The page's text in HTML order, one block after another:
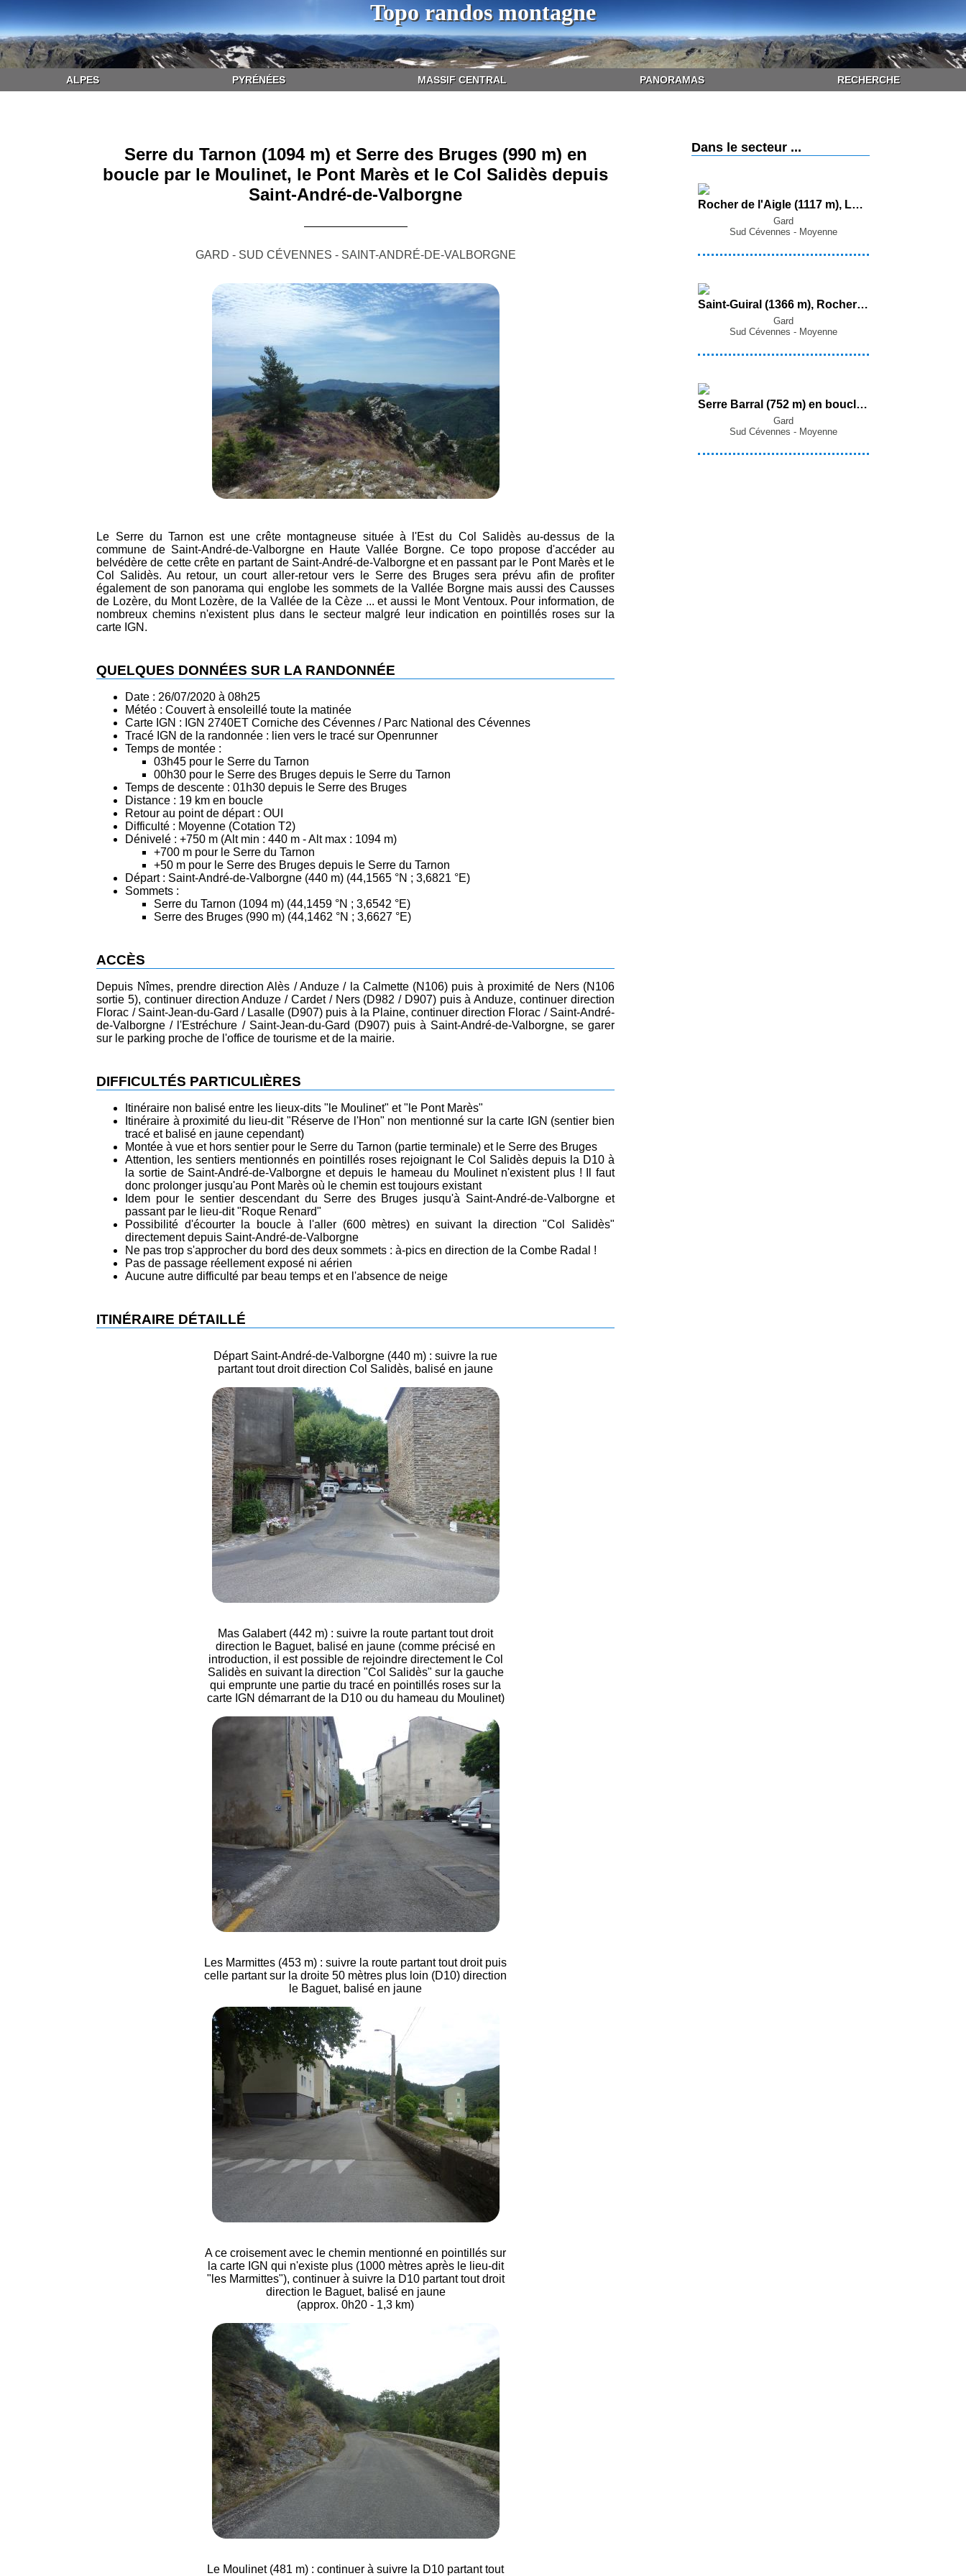
Topo randos montagne
ALPES PYRÉNÉES MASSIF CENTRAL PANORAMAS RECHERCHE
Serre du Tarnon (1094 m) et Serre des Bruges (990 m) en
boucle par le Moulinet, le Pont Marès et le Col Salidès depuis
Saint-André-de-Valborgne
GARD - SUD CÉVENNES - SAINT-ANDRÉ-DE-VALBORGNE
Le Serre du Tarnon est une crête montagneuse située à l'Est du Col Salidès au-dessus de la
commune de Saint-André-de-Valborgne en Haute Vallée Borgne. Ce topo propose d'accéder au
belvédère de cette crête en partant de Saint-André-de-Valborgne et en passant par le Pont Marès et le
Col Salidès. Au retour, un court aller-retour vers le Serre des Bruges sera prévu afin de profiter
également de son panorama qui englobe les sommets de la Vallée Borgne mais aussi des Causses
de Lozère, du Mont Lozère, de la Vallée de la Cèze ... et aussi le Mont Ventoux. Pour information, de
nombreux chemins n'existent plus dans le secteur malgré leur indication en pointillés roses sur la
carte IGN.
QUELQUES DONNÉES SUR LA RANDONNÉE
Date : 26/07/2020 à 08h25
Météo : Couvert à ensoleillé toute la matinée
Carte IGN : IGN 2740ET Corniche des Cévennes / Parc National des Cévennes
Tracé IGN de la randonnée : lien vers le tracé sur Openrunner
Temps de montée :
03h45 pour le Serre du Tarnon
00h30 pour le Serre des Bruges depuis le Serre du Tarnon
Temps de descente : 01h30 depuis le Serre des Bruges
Distance : 19 km en boucle
Retour au point de départ : OUI
Difficulté : Moyenne (Cotation T2)
Dénivelé : +750 m (Alt min : 440 m - Alt max : 1094 m)
+700 m pour le Serre du Tarnon
+50 m pour le Serre des Bruges depuis le Serre du Tarnon
Départ : Saint-André-de-Valborgne (440 m) (44,1565 °N ; 3,6821 °E)
Sommets :
Serre du Tarnon (1094 m) (44,1459 °N ; 3,6542 °E)
Serre des Bruges (990 m) (44,1462 °N ; 3,6627 °E)
ACCÈS
Depuis Nîmes, prendre direction Alès / Anduze / la Calmette (N106) puis à proximité de Ners (N106
sortie 5), continuer direction Anduze / Cardet / Ners (D982 / D907) puis à Anduze, continuer direction
Florac / Saint-Jean-du-Gard / Lasalle (D907) puis à la Plaine, continuer direction Florac / Saint-André-
de-Valborgne / l'Estréchure / Saint-Jean-du-Gard (D907) puis à Saint-André-de-Valborgne, se garer
sur le parking proche de l'office de tourisme et de la mairie.
DIFFICULTÉS PARTICULIÈRES
Itinéraire non balisé entre les lieux-dits "le Moulinet" et "le Pont Marès"
Itinéraire à proximité du lieu-dit "Réserve de l'Hon" non mentionné sur la carte IGN (sentier bien
tracé et balisé en jaune cependant)
Montée à vue et hors sentier pour le Serre du Tarnon (partie terminale) et le Serre des Bruges
Attention, les sentiers mentionnés en pointillés roses rejoignant le Col Salidès depuis la D10 à
la sortie de Saint-André-de-Valborgne et depuis le hameau du Moulinet n'existent plus ! Il faut
donc prolonger jusqu'au Pont Marès où le chemin est toujours existant
Idem pour le sentier descendant du Serre des Bruges jusqu'à Saint-André-de-Valborgne et
passant par le lieu-dit "Roque Renard"
Possibilité d'écourter la boucle à l'aller (600 mètres) en suivant la direction "Col Salidès"
directement depuis Saint-André-de-Valborgne
Ne pas trop s'approcher du bord des deux sommets : à-pics en direction de la Combe Radal !
Pas de passage réellement exposé ni aérien
Aucune autre difficulté par beau temps et en l'absence de neige
ITINÉRAIRE DÉTAILLÉ
Départ Saint-André-de-Valborgne (440 m) : suivre la rue
partant tout droit direction Col Salidès, balisé en jaune
Mas Galabert (442 m) : suivre la route partant tout droit
direction le Baguet, balisé en jaune (comme précisé en
introduction, il est possible de rejoindre directement le Col
Salidès en suivant la direction "Col Salidès" sur la gauche
qui emprunte une partie du tracé en pointillés roses sur la
carte IGN démarrant de la D10 ou du hameau du Moulinet)
Les Marmittes (453 m) : suivre la route partant tout droit puis
celle partant sur la droite 50 mètres plus loin (D10) direction
le Baguet, balisé en jaune
A ce croisement avec le chemin mentionné en pointillés sur
la carte IGN qui n'existe plus (1000 mètres après le lieu-dit
"les Marmittes"), continuer à suivre la D10 partant tout droit
direction le Baguet, balisé en jaune
(approx. 0h20 - 1,3 km)
Le Moulinet (481 m) : continuer à suivre la D10 partant tout
Dans le secteur ...
Rocher de l'Aigle (1117 m), La Cale (968 m), Piécamp (940 m), La Mortière (938 m) et Mauripe (822 m) par les Cols de Cabane Vieille et de Piécamp depuis Soudorgues
Gard
Sud Cévennes - Moyenne
Saint-Guiral (1366 m), Rocher de l'Aigle (876 m) et Serre de la Mouche (846 m) en boucle par le Font de Truc, le Col des Tempêtes et Boucaret depuis Alzon
Gard
Sud Cévennes - Moyenne
Serre Barral (752 m) en boucle par les Très Toullières, le Landre, le Dolmen du Landre et Navas depuis Arre
Gard
Sud Cévennes - Moyenne